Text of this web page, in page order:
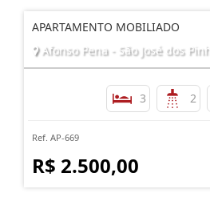
APARTAMENTO MOBILIADO
Afonso Pena - São José dos
3 2
Ref. AP-669
R$ 2.500,00